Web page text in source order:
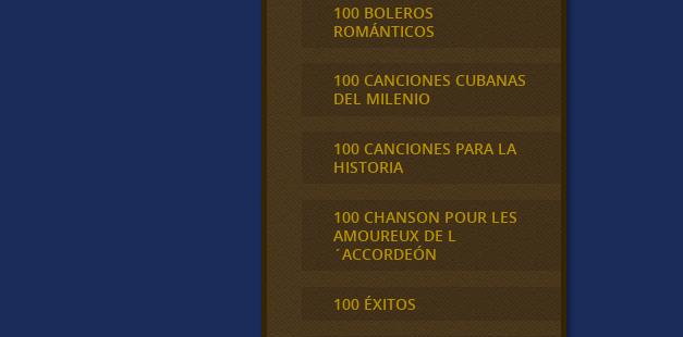
100 BOLEROS
ROMÁNTICOS
100 CANCIONES CUBANAS
DEL MILENIO
100 CANCIONES PARA LA
HISTORIA
100 CHANSON POUR LES
AMOUREUX DE L
´ACCORDEÓN
100 ÉXITOS